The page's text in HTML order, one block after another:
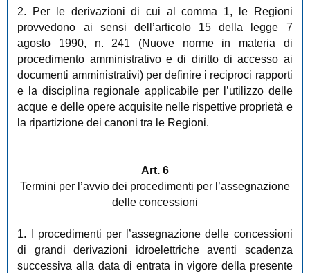
2. Per le derivazioni di cui al comma 1, le Regioni
provvedono ai sensi dell’articolo 15 della legge 7
agosto 1990, n. 241 (Nuove norme in materia di
procedimento amministrativo e di diritto di accesso ai
documenti amministrativi) per definire i reciproci rapporti
e la disciplina regionale applicabile per l’utilizzo delle
acque e delle opere acquisite nelle rispettive proprietà e
la ripartizione dei canoni tra le Regioni.
Art. 6
Termini per l’avvio dei procedimenti per l’assegnazione
delle concessioni
1. I procedimenti per l’assegnazione delle concessioni
di grandi derivazioni idroelettriche aventi scadenza
successiva alla data di entrata in vigore della presente